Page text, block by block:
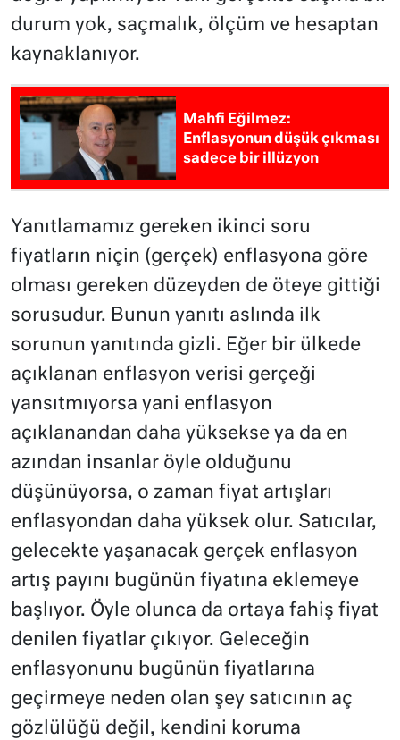
durum yok, saçmalık, ölçüm ve hesaptan
kaynaklanıyor.
Mahfi Eğilmez:
Enflasyonun düşük çıkması
sadece bir illüzyon
Yanıtlamamız gereken ikinci soru
fiyatların niçin (gerçek) enflasyona göre
olması gereken düzeyden de öteye gittiği
sorusudur. Bunun yanıtı aslında ilk
sorunun yanıtında gizli. Eğer bir ülkede
açıklanan enflasyon verisi gerçeği
yansıtmıyorsa yani enflasyon
açıklanandan daha yüksekse ya da en
azından insanlar öyle olduğunu
düşünüyorsa, o zaman fiyat artışları
enflasyondan daha yüksek olur. Satıcılar,
gelecekte yaşanacak gerçek enflasyon
artış payını bugünün fiyatına eklemeye
başlıyor. Öyle olunca da ortaya fahiş fiyat
denilen fiyatlar çıkıyor. Geleceğin
enflasyonunu bugünün fiyatlarına
geçirmeye neden olan şey satıcının aç
gözlülüğü değil, kendini koruma